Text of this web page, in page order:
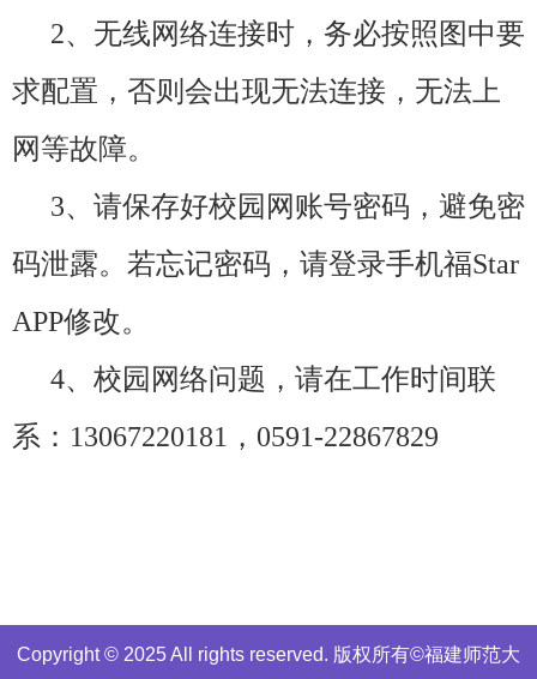
2、无线网络连接时，务必按照图中要
求配置，否则会出现无法连接，无法上
网等故障。
3、请保存好校园网账号密码，避免密
码泄露。若忘记密码，请登录手机福Star
APP修改。
4、校园网络问题，请在工作时间联
系： 13067220181 ， 0591-22867829
Copyright © 2025 All rights reserved. 版权所有©福建师范大